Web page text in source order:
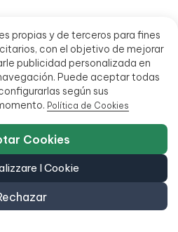
propias y de terceros para fines
con el objetivo de mejorar
publicidad personalizada en
Puede aceptar todas
según sus
Política de Cookies
I Cookie
Cookies